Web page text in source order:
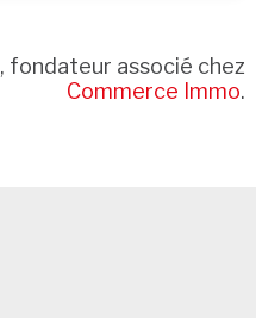
, fondateur associé chez
Commerce Immo.